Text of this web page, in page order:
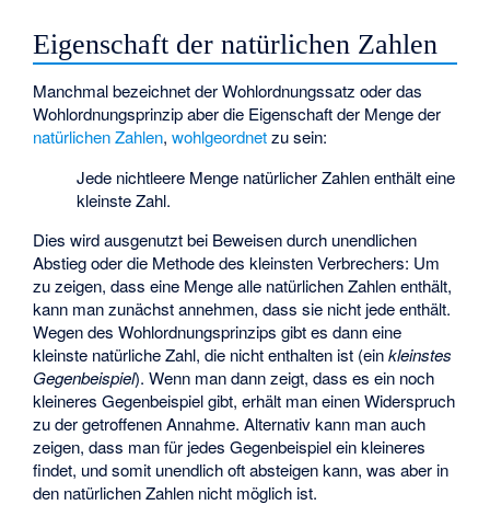
Eigenschaft der natürlichen Zahlen
Manchmal bezeichnet der Wohlordnungssatz oder das
Wohlordnungsprinzip aber die Eigenschaft der Menge der
natürlichen Zahlen,wohlgeordnetzu sein:
Jede nichtleere Menge natürlicher Zahlen enthält eine
kleinste Zahl.
Dies wird ausgenutzt bei Beweisen durch unendlichen
Abstieg oder die Methode des kleinsten Verbrechers: Um
zu zeigen, dass eine Mengealle natürlichen Zahlen enthält,
kann man zunächst annehmen, dass sie nicht jede enthält.
Wegen des Wohlordnungsprinzips gibt es dann eine
kleinste natürliche Zahl, die nicht enthalten ist (einkleinstes
Gegenbeispiel). Wenn man dann zeigt, dass es ein noch
kleineres Gegenbeispiel gibt, erhält man einen Widerspruch
zu der getroffenen Annahme. Alternativ kann man auch
zeigen, dass man für jedes Gegenbeispiel ein kleineres
findet, und somit unendlich oft absteigen kann, was aber in
den natürlichen Zahlen nicht möglich ist.